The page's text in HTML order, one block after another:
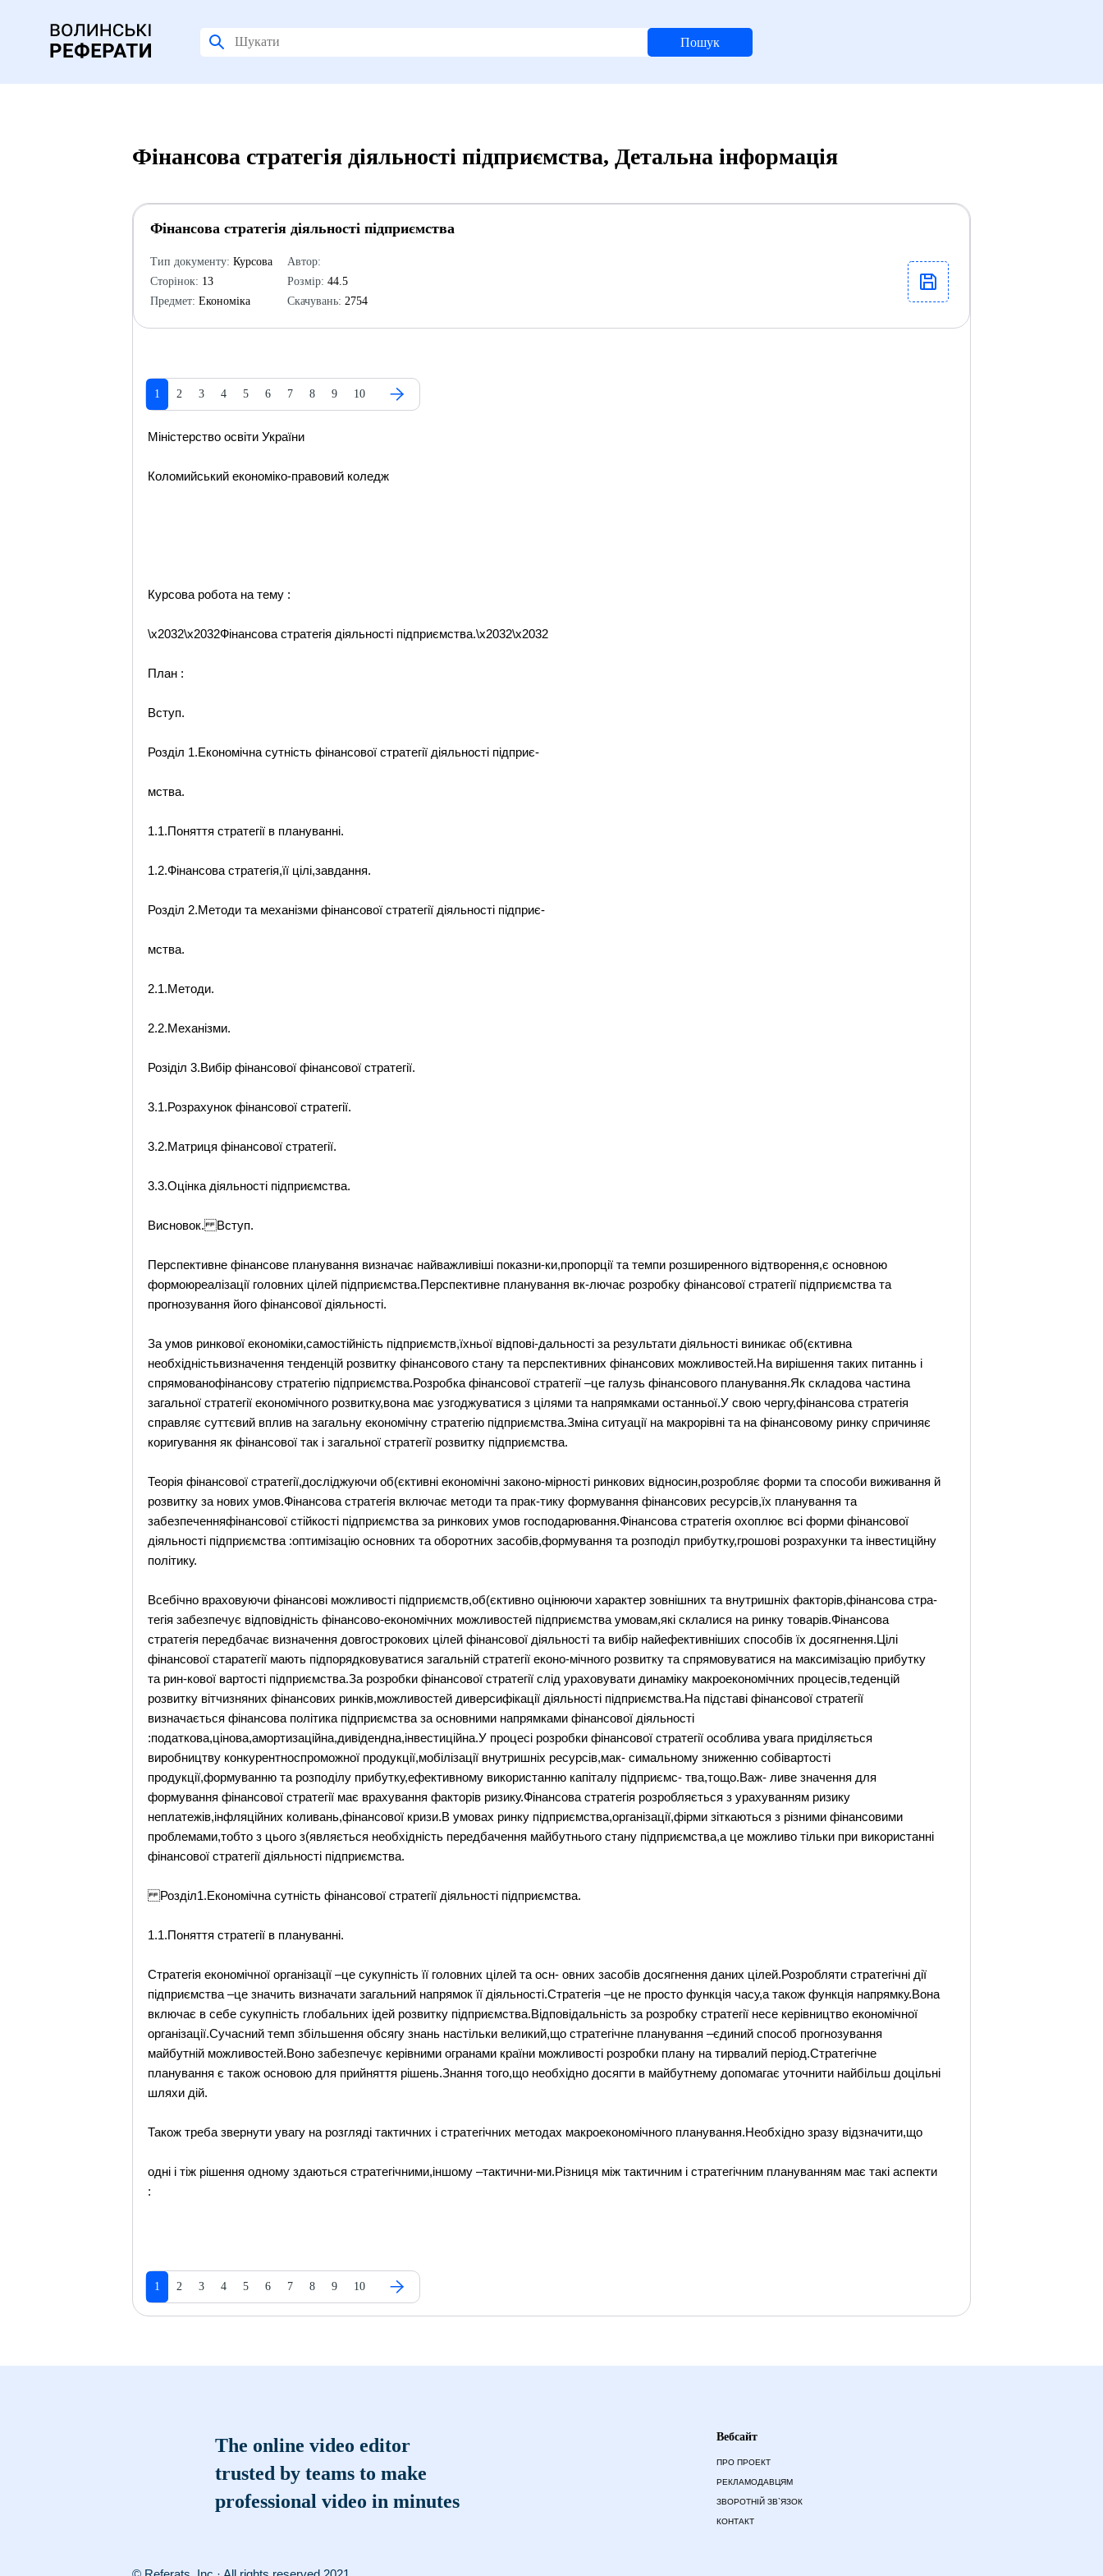
Пошук
Фінансова стратегія діяльності підприємства, Детальна інформація
Фінансова стратегія діяльності підприємства
Тип документу: Курсова
Сторінок: 13
Предмет: Економіка
Автор:
Розмір: 44.5
Скачувань: 2754
1 2 3 4 5 6 7 8 9 10
Міністерство освіти України
Коломийський економіко-правовий коледж
Курсова робота на тему :
\x2032\x2032Фінансова стратегія діяльності підприємства.\x2032\x2032
План :
Вступ.
Розділ 1.Економічна сутність фінансової стратегії діяльності підприє-
мства.
1.1.Поняття стратегії в плануванні.
1.2.Фінансова стратегія,її цілі,завдання.
Розділ 2.Методи та механізми фінансової стратегії діяльності підприє-
мства.
2.1.Методи.
2.2.Механізми.
Розіділ 3.Вибір фінансової фінансової стратегії.
3.1.Розрахунок фінансової стратегії.
3.2.Матриця фінансової стратегії.
3.3.Оцінка діяльності підприємства.
Висновок. Вступ.
Перспективне фінансове планування визначає найважливіші показни-ки,пропорції та темпи розширенного відтворення,є основною
формоюреалізації головних цілей підприємства.Перспективне планування вк-лючає розробку фінансової стратегії підприємства та
прогнозування його фінансової діяльності.
За умов ринкової економіки,самостійність підприємств,їхньої відпові-дальності за результати діяльності виникає об(єктивна
необхідністьвизначення тенденцій розвитку фінансового стану та перспективних фінансових можливостей.На вирішення таких питаннь і
спрямованофінансову стратегію підприємства.Розробка фінансової стратегії –це галузь фінансового планування.Як складова частина
загальної стратегії економічного розвитку,вона має узгоджуватися з цілями та напрямками останньої.У свою чергу,фінансова стратегія
справляє суттєвий вплив на загальну економічну стратегію підприємства.Зміна ситуації на макрорівні та на фінансовому ринку спричиняє
коригування як фінансової так і загальної стратегії розвитку підприємства.
Теорія фінансової стратегії,досліджуючи об(єктивні економічні законо-мірності ринкових відносин,розробляє форми та способи виживання й
розвитку за нових умов.Фінансова стратегія включає методи та прак-тику формування фінансових ресурсів,їх планування та
забезпеченняфінансової стійкості підприємства за ринкових умов господарювання.Фінансова стратегія охоплює всі форми фінансової
діяльності підприємства :оптимізацію основних та оборотних засобів,формування та розподіл прибутку,грошові розрахунки та інвестиційну
політику.
Всебічно враховуючи фінансові можливості підприємств,об(єктивно оцінюючи характер зовнішних та внутришніх факторів,фінансова стра-
тегія забезпечує відповідність фінансово-економічних можливостей підприємства умовам,які склалися на ринку товарів.Фінансова
стратегія передбачає визначення довгострокових цілей фінансової діяльності та вибір найефективніших способів їх досягнення.Цілі
фінансової старатегії мають підпорядковуватися загальній стратегії еконо-мічного розвитку та спрямовуватися на максимізацію прибутку
та рин-кової вартості підприємства.За розробки фінансової стратегії слід ураховувати динаміку макроекономічних процесів,теденцій
розвитку вітчизняних фінансових ринків,можливостей диверсифікації діяльності підприємства.На підставі фінансової стратегії
визначається фінансова політика підприємства за основними напрямками фінансової діяльності
:податкова,цінова,амортизаційна,дивідендна,інвестиційна.У процесі розробки фінансової стратегії особлива увага приділяється
виробництву конкурентноспроможної продукції,мобілізації внутришніх ресурсів,мак- симальному зниженню собівартості
продукції,формуванню та розподілу прибутку,ефективному використанню капіталу підприємс- тва,тощо.Важ- ливе значення для
формування фінансової стратегії має врахування факторів ризику.Фінансова стратегія розробляється з урахуванням ризику
неплатежів,інфляційних коливань,фінансової кризи.В умовах ринку підприємства,організації,фірми зіткаються з різними фінансовими
проблемами,тобто з цього з(являється необхідність передбачення майбутнього стану підприємства,а це можливо тільки при використанні
фінансової стратегії діяльності підприємства.
Розділ1.Економічна сутність фінансової стратегії діяльності підприємства.
1.1.Поняття стратегії в плануванні.
Стратегія економічної організації –це сукупність її головних цілей та осн- овних засобів досягнення даних цілей.Розробляти стратегічні дії
підприємства –це значить визначати загальний напрямок її діяльності.Стратегія –це не просто функція часу,а також функція напрямку.Вона
включає в себе сукупність глобальних ідей розвитку підприємства.Відповідальність за розробку стратегії несе керівництво економічної
організації.Сучасний темп збільшення обсягу знань настільки великий,що стратегічне планування –єдиний способ прогнозування
майбутній можливостей.Воно забезпечує керівними огранами країни можливості розробки плану на тирвалий період.Стратегічне
планування є також основою для прийняття рішень.Знання того,що необхідно досягти в майбутнему допомагає уточнити найбільш доцільні
шляхи дій.
Також треба звернути увагу на розгляді тактичних і стратегічних методах макроекономічного планування.Необхідно зразу відзначити,що
одні і тіж рішення одному здаються стратегічними,іншому –тактични-ми.Різниця між тактичним і стратегічним плануванням має такі аспекти
:
1 2 3 4 5 6 7 8 9 10
The online video editor
trusted by teams to make
professional video in minutes
Вебсайт
ПРО ПРОЕКТ
РЕКЛАМОДАВЦЯМ
ЗВОРОТНІЙ ЗВ`ЯЗОК
КОНТАКТ